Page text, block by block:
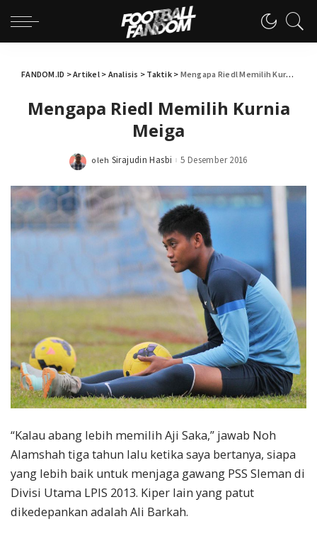
FANDOM.ID >Artikel> Analisis > Taktik> Mengapa Riedl Memilih Kurnia Meiga
Mengapa Riedl Memilih Kurnia
Meiga
Posted
oleh Sirajudin Hasbi 5 Desember 2016
“Kalau abang lebih memilih Aji Saka,” jawab Noh
Alamshah tiga tahun lalu ketika saya bertanya, siapa
yang lebih baik untuk menjaga gawang PSS Sleman di
Divisi Utama LPIS 2013. Kiper lain yang patut
dikedepankan adalah Ali Barkah.